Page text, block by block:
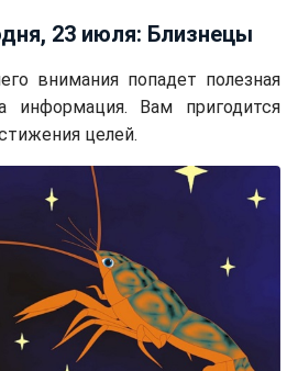
23 июля: Близнецы
внимания попадет полезная
информация. Вам пригодится
целей.